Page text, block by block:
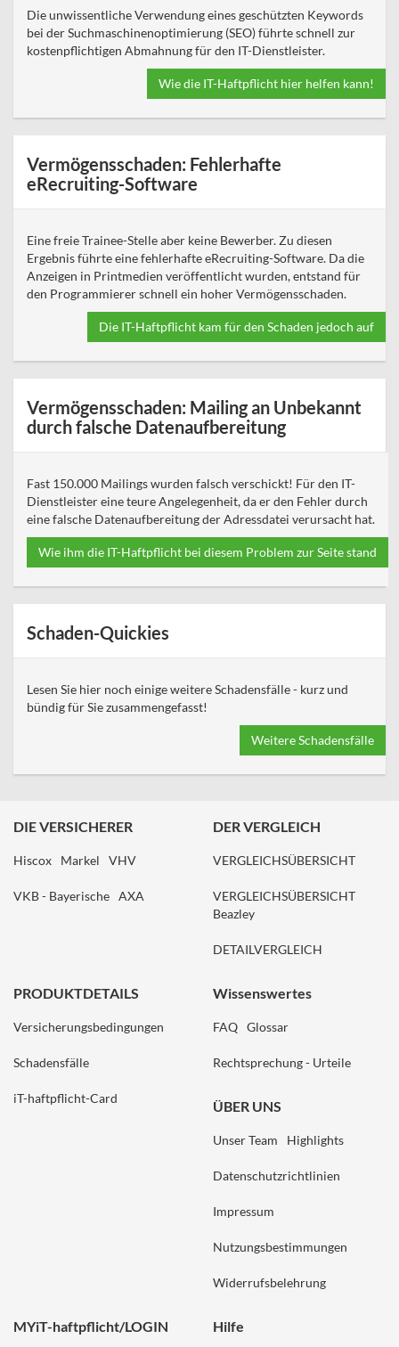
Die unwissentliche Verwendung eines geschützten Keywords
bei der Suchmaschinenoptimierung (SEO) führte schnell zur
kostenpflichtigen Abmahnung für den IT-Dienstleister.
Wie die IT-Haftpflicht hier helfen kann!
Vermögensschaden: Fehlerhafte
eRecruiting-Software
Eine freie Trainee-Stelle aber keine Bewerber. Zu diesen
Ergebnis führte eine fehlerhafte eRecruiting-Software. Da die
Anzeigen in Printmedien veröffentlicht wurden, entstand für
den Programmierer schnell ein hoher Vermögensschaden.
Die IT-Haftpflicht kam für den Schaden jedoch auf
Vermögensschaden: Mailing an Unbekannt
durch falsche Datenaufbereitung
Fast 150.000 Mailings wurden falsch verschickt! Für den IT-
Dienstleister eine teure Angelegenheit, da er den Fehler durch
eine falsche Datenaufbereitung der Adressdatei verursacht hat.
Wie ihm die IT-Haftpflicht bei diesem Problem zur Seite stand
Schaden-Quickies
Lesen Sie hier noch einige weitere Schadensfälle - kurz und
bündig für Sie zusammengefasst!
Weitere Schadensfälle
DIE VERSICHERER
Hiscox Markel VHV
VKB - Bayerische AXA
DER VERGLEICH
VERGLEICHSÜBERSICHT
VERGLEICHSÜBERSICHT
Beazley
DETAILVERGLEICH
PRODUKTDETAILS
Versicherungsbedingungen
Schadensfälle
iT-haftpflicht-Card
Wissenswertes
FAQ Glossar
Rechtsprechung - Urteile
ÜBER UNS
Unser Team Highlights
Datenschutzrichtlinien
Impressum
Nutzungsbestimmungen
Widerrufsbelehrung
MYiT-haftpflicht/LOGIN Hilfe